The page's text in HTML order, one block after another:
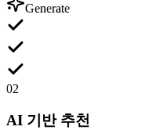
Generate
02
AI 기반 추천